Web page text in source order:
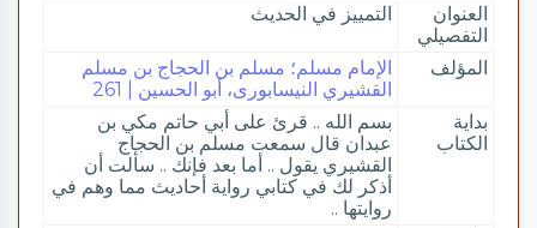
العنوان
التفصيلي
التمييز في الحديث
المؤلف
الإمام مسلم؛ مسلم بن الحجاج بن مسلم
القشيري النيسابورى، أبو الحسين | 261
بداية
الكتاب
بسم الله .. قرئ على أبي حاتم مكي بن
عبدان قال سمعت مسلم بن الحجاج
القشيري يقول .. أما بعد فإنك .. سألت أن
أذكر لك في كتابي رواية أحاديث مما وهم في
روايتها ..